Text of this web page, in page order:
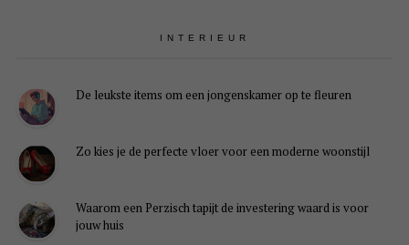
INTERIEUR
De leukste items om een jongenskamer op te fleuren
Zo kies je de perfecte vloer voor een moderne woonstijl
Waarom een Perzisch tapijt de investering waard is voor
jouw huis